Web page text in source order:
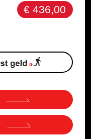
€ 436,00